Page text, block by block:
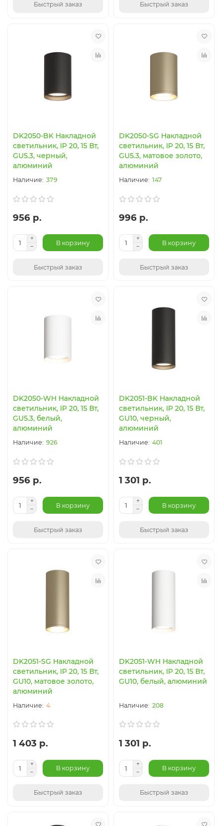
Быстрый заказ Быстрый заказ
DK2050-BK Накладной
светильник, IP 20, 15 Вт,
GU5.3, черный,
алюминий
379
956 р.
В корзину
Быстрый заказ
DK2050-SG Накладной
светильник, IP 20, 15 Вт,
GU5.3, матовое золото,
алюминий
147
996 р.
В корзину
Быстрый заказ
DK2050-WH Накладной
светильник, IP 20, 15 Вт,
GU5.3, белый,
алюминий
926
956 р.
В корзину
Быстрый заказ
DK2051-BK Накладной
светильник, IP 20, 15 Вт,
GU10, черный,
алюминий
401
1 301 р.
В корзину
Быстрый заказ
DK2051-SG Накладной
светильник, IP 20, 15 Вт,
GU10, матовое золото,
алюминий
4
1 403 р.
В корзину
Быстрый заказ
DK2051-WH Накладной
светильник, IP 20, 15 Вт,
GU10, белый, алюминий
208
1 301 р.
В корзину
Быстрый заказ